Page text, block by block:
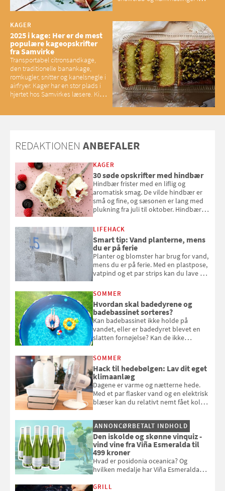
KAGER
2025 i kage: Her er de mest
populære kageopskrifter
fra Samvirke
Transportabel citronsandkage,
den traditionelle banankage,
romkugler, snitter og kanelsnegle i
airfryer. Kager har en stor plads i
hjertet hos Samvirkes læsere. Kig
REDAKTIONEN ANBEFALER
KAGER
30 søde opskrifter med hindbær
Hindbær frister med en liflig og
aromatisk smag. De vilde hindbær er
små og fine, og sæsonen er lang med
plukning fra juli til oktober. Hindbær
kan bruge dine hindbær i alt fra
bagværk og salater til is og syltning.
LIFEHACK
Smart tip: Vand planterne, mens
du er på ferie
Planter og blomster har brug for vand,
mens du er på ferie. Med en plastpose,
vatpind og et par strips kan du lave dit
at bede naboen om at vande eller
komme hjem til døde planter
SOMMER
Hvordan skal badedyrene og
badebassinet sorteres?
Kan badebassinet ikke holde på
vandet, eller er badedyret blevet en
slatten fornøjelse? Kan de ikke
opmærksom, når du smider
badebassinet eller et badedyr ud
SOMMER
Hack til hedebølgen: Lav dit eget
klimaanlæg
Dagene er varme og nætterne hede.
Med et par flasker vand og en elektrisk
blæser kan du relativt nemt fået koldt
og se, hvordan du gør
ANNONCØRBETALT INDHOLD
Den iskolde og skønne vinquiz -
vind vine fra Viña Esmeralda til
499 kroner
Hvad er posidonia oceanica? Og
hvilken medalje har Viña Esmeralda
med i Samvirkes skønne vinquiz, hvor
GRILL